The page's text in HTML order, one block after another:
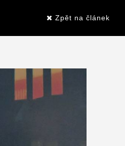
Zpět na článek